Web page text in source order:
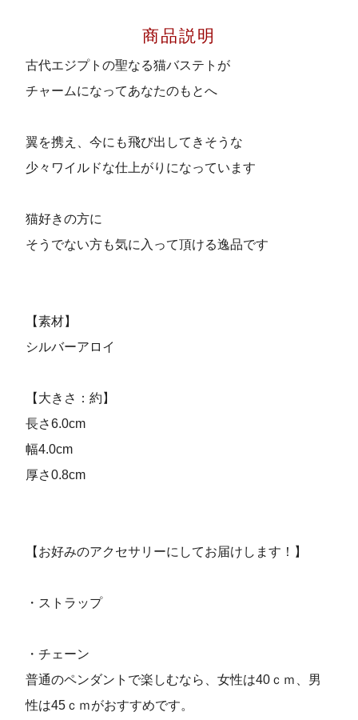
商品説明
古代エジプトの聖なる猫バステトが
チャームになってあなたのもとへ
翼を携え、今にも飛び出してきそうな
少々ワイルドな仕上がりになっています
猫好きの方に
そうでない方も気に入って頂ける逸品です
【素材】
シルバーアロイ
【大きさ：約】
長さ6.0cm
幅4.0cm
厚さ0.8cm
【お好みのアクセサリーにしてお届けします！】
・ストラップ
・チェーン
普通のペンダントで楽しむなら、女性は40ｃｍ、男
性は45ｃｍがおすすめです。